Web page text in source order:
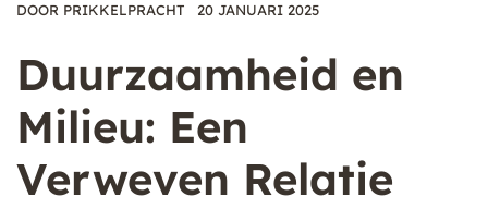
DOOR PRIKKELPRACHT 20 JANUARI 2025
Duurzaamheid en
Milieu: Een
Verweven Relatie